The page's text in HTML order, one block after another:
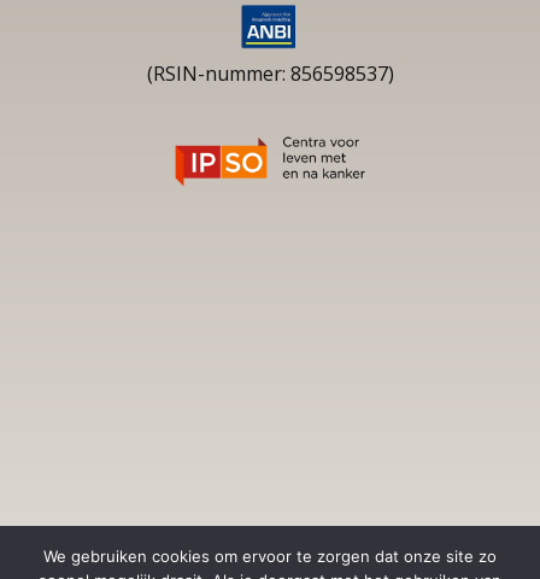
(RSIN-nummer: 856598537)
We gebruiken cookies om ervoor te zorgen dat onze site zo